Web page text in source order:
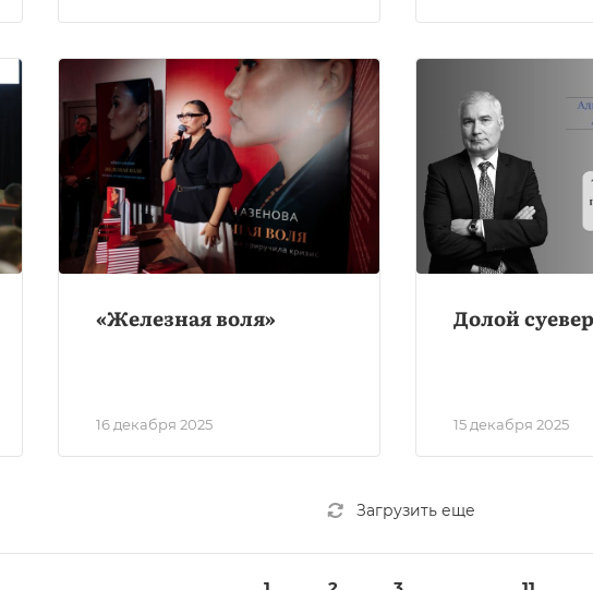
«Железная воля»
16 декабря 2025
Долой
15 декабря 2025
Загрузить еще